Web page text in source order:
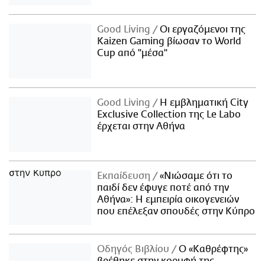
Good Living
Οι εργαζόμενοι της
Kaizen Gaming βίωσαν το World
Cup από "μέσα"
Good Living
Η εμβληματική City
Exclusive Collection της Le Labo
έρχεται στην Αθήνα
Εκπαίδευση
«Νιώσαμε ότι το
παιδί δεν έφυγε ποτέ από την
Αθήνα»: Η εμπειρία οικογενειών
που επέλεξαν σπουδές στην Κύπρο
Οδηγός Βιβλίου
Ο «Καθρέφτης»